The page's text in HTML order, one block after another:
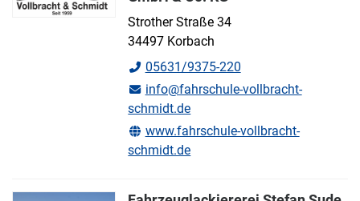
Strother Straße 34
34497 Korbach
05631/9375-220
info@fahrschule-vollbracht-
schmidt.de
www.fahrschule-vollbracht-
schmidt.de